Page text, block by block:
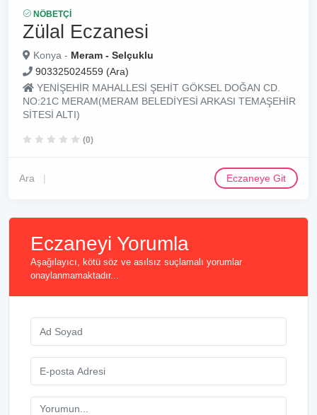
NÖBETÇI
Zülal Eczanesi
Konya - Meram - Selçuklu
903325024559 (Ara)
YENİŞEHİR MAHALLESİ ŞEHİT GÖKSEL DOĞAN CD.
NO:21C MERAM(MERAM BELEDİYESİ ARKASI TEMAŞEHİR
SİTESİ ALTI)
(0)
Ara Eczaneye Git
Eczaneyi Yorumla
Aşağılayıcı, kötü söz ve asılsız suçlamalı yorumlar
onaylanmamaktadır...